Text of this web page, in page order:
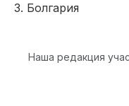
3. Болгария
Наша редакция